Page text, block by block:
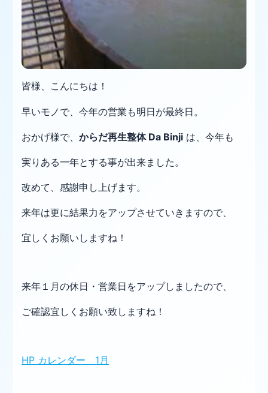
皆様、こんにちは！
早いモノで、今年の営業も明日が最終日。
おかげ様で、からだ再生整体 Da Binji は、今年も
実りある一年とする事が出来ました。
改めて、感謝申し上げます。
来年は更に結果力をアップさせていきますので、
宜しくお願いしますね！
来年１月の休日・営業日をアップしましたので、
ご確認宜しくお願い致しますね！
HP カレンダー 1月